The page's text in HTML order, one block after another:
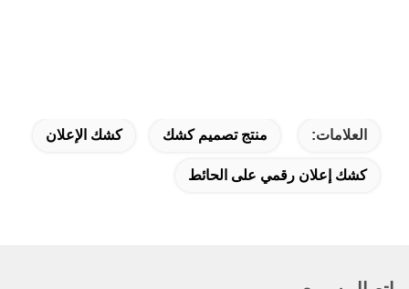
العلامات: منتج تصميم كشك كشك الإعلان
كشك إعلان رقمي على الحائط